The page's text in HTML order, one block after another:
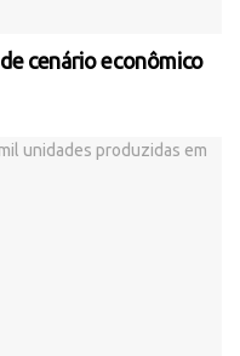
cenário econômico